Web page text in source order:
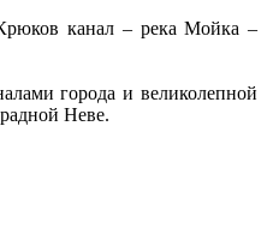
канал – река Мойка –
города и великолепной
Неве.